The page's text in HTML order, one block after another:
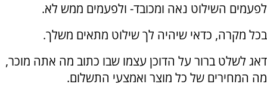
לפעמים השילוט נאה ומכובד- ולפעמים ממש לא.
בכל מקרה, כדאי שיהיה לך שילוט מתאים משלך.
דאג לשלט ברור על הדוכן עצמו שבו כתוב מה אתה מוכר,
מה המחירים של כל מוצר ואמצעי התשלום.